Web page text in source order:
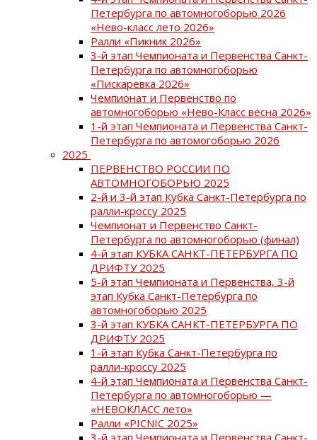
Петербурга по автомногоборью 2026
«Нево-класс лето 2026»
Ралли «Пикник 2026»
3-й этап Чемпионата и Первенства Санкт-
Петербурга по автомногоборью
«Пискаревка 2026»
Чемпионат и Первенство по
автомногоборью «Нево-Класс весна 2026»
1-й этап Чемпионата и Первенства Санкт-
Петербурга по автомогоборью 2026
2025
ПЕРВЕНСТВО РОССИИ ПО
АВТОМНОГОБОРЬЮ 2025
2-й и 3-й этап Кубка Санкт-Петербурга по
ралли-кроссу 2025
Чемпионат и Первенство Санкт-
Петербурга по автомногоборью (финал)
4-й этап КУБКА САНКТ-ПЕТЕРБУРГА ПО
ДРИФТУ 2025
5-й этап Чемпионата и Первенства, 3-й
этап Кубка Санкт-Петербурга по
автомногоборью 2025
3-й этап КУБКА САНКТ-ПЕТЕРБУРГА ПО
ДРИФТУ 2025
1-й этап Кубка Санкт-Петербурга по
ралли-кроссу 2025
4-й этап Чемпионата и Первенства Санкт-
Петербурга по автомногоборью —
«НЕВОКЛАСС лето»
Ралли «PICNIC 2025»
3-й этап Чемпионата и Первенства Санкт-